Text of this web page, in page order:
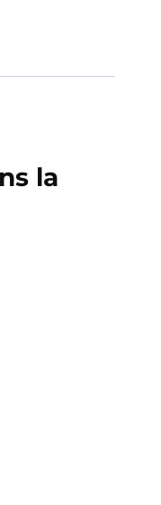
la